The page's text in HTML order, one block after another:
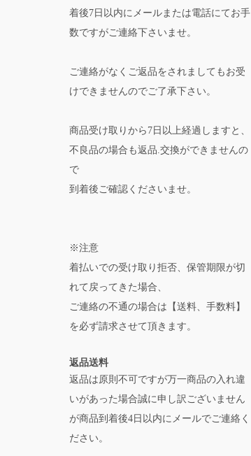
着後7日以内にメールまたは電話にてお手
数ですがご連絡下さいませ。
ご連絡がなくご返品をされましてもお受
けできませんのでご了承下さい。
商品受け取りから7日以上経過しますと、
不良品の場合も返品.交換ができませんの
で
到着後ご確認くださいませ。
※注意
着払いでの受け取り拒否、保管期限が切
れて戻ってきた場合、
ご連絡の不通の場合は【送料、手数料】
を必ず請求させて頂きます。
返品送料
返品は原則不可ですが万一商品の入れ違
いがあった場合誠に申し訳ございません
が商品到着後4日以内にメールでご連絡く
ださい。